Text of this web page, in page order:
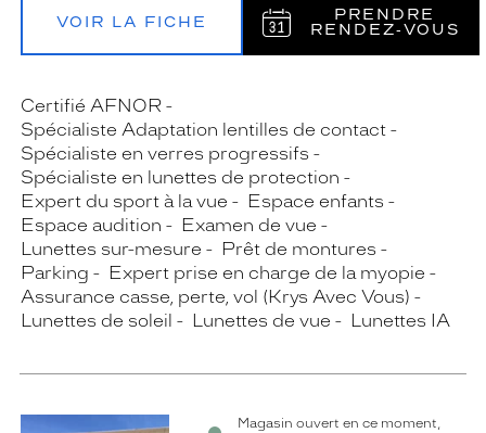
VOIR LA FICHE
PRENDRE
RENDEZ‑VOUS
Certifié AFNOR
Spécialiste Adaptation lentilles de contact
Spécialiste en verres progressifs
Spécialiste en lunettes de protection
Expert du sport à la vue
Espace enfants
Espace audition
Examen de vue
Lunettes sur-mesure
Prêt de montures
Parking
Expert prise en charge de la myopie
Assurance casse, perte, vol (Krys Avec Vous)
Lunettes de soleil
Lunettes de vue Lunettes IA
Magasin ouvert en ce moment,